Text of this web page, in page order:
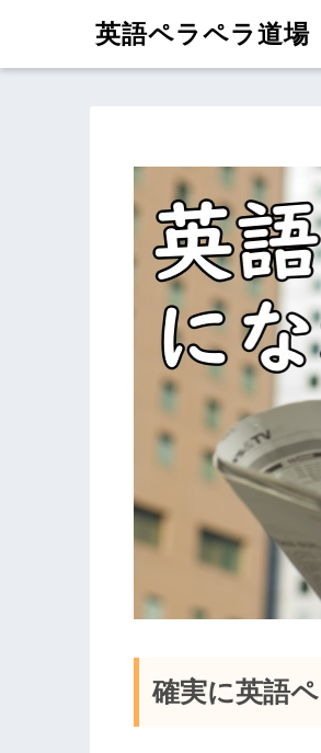
英語ペラペラ道場
確実に英語